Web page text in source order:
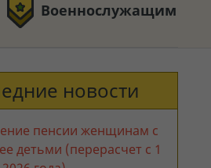
Военнослужащим
новости
пенсии женщинам с
детьми (перерасчет с 1